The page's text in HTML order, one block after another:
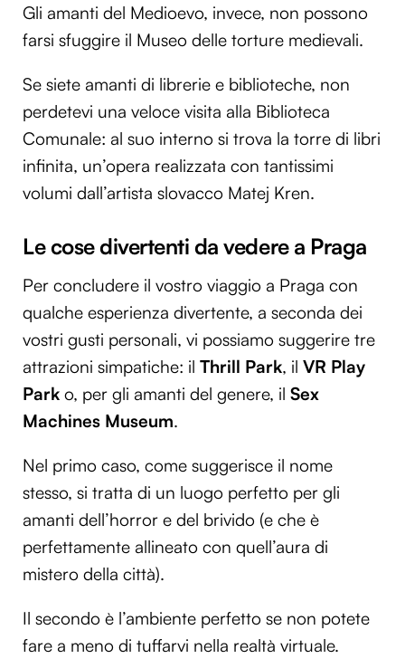
Gli amanti del Medioevo, invece, non possono
farsi sfuggire il Museo delle torture medievali.
Se siete amanti di librerie e biblioteche, non
perdetevi una veloce visita alla Biblioteca
Comunale: al suo interno si trova la torre di libri
infinita, un’opera realizzata con tantissimi
volumi dall’artista slovacco Matej Kren.
Le cose divertenti da vedere a Praga
Per concludere il vostro viaggio a Praga con
qualche esperienza divertente, a seconda dei
vostri gusti personali, vi possiamo suggerire tre
attrazioni simpatiche: il Thrill Park, il VR Play
Park o, per gli amanti del genere, il Sex
Machines Museum.
Nel primo caso, come suggerisce il nome
stesso, si tratta di un luogo perfetto per gli
amanti dell’horror e del brivido (e che è
perfettamente allineato con quell’aura di
mistero della città).
Il secondo è l’ambiente perfetto se non potete
fare a meno di tuffarvi nella realtà virtuale.